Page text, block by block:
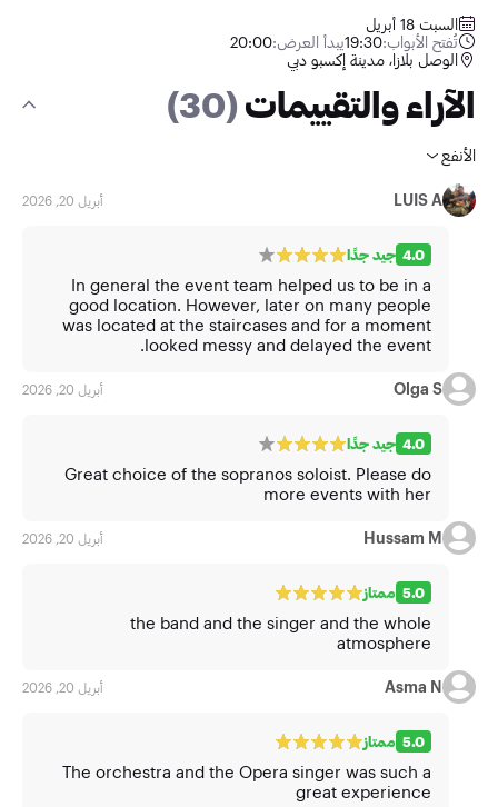
السبت 18 أبريل
تُفتح الأبواب:19:30يبدأ العرض:20:00
الوصل بلازا، مدينة إكسبو دبي
الآراء والتقييمات (30)
الأنفع
LUIS A أبريل 20, 2026
4.0 جيد جدًا
In general the event team helped us to be in a
good location. However, later on many people
was located at the staircases and for a moment
looked messy and delayed the event.
Olga S أبريل 20, 2026
4.0 جيد جدًا
Great choice of the sopranos soloist. Please do
more events with her
Hussam M أبريل 20, 2026
5.0 ممتاز
the band and the singer and the whole
atmosphere
Asma N أبريل 20, 2026
5.0 ممتاز
The orchestra and the Opera singer was such a
great experience